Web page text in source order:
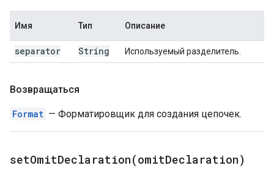
Имя Тип Описание
separator String Используемый разделитель.
Возвращаться
Format — Форматировщик для создания цепочек.
setOmitDeclaration(omitDeclaration)